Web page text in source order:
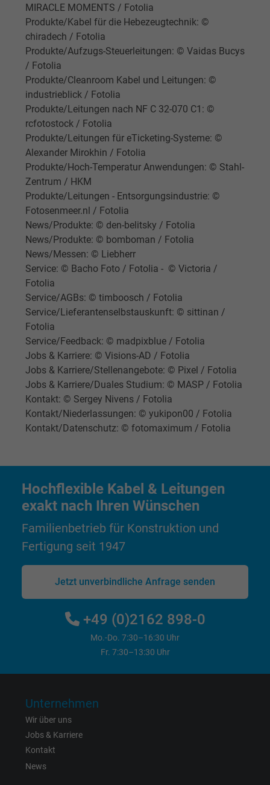
Besucher die Website nutzt.
Name _gid, Google Analytics
Anbieter Google LLC
Laufzeit 1 Tag
Zweck
Cookie von Google für Website-Analysen.
Erzeugt statistische Daten darüber, wie der
Besucher die Website nutzt.
Name _gat_UA-4852692-1, Google Analytics
Anbieter Google LLC
Laufzeit 1 Minute
Zweck
Erzeugt statistische Daten darüber, wie der
Besucher die Website nutzt.
Name IDE, Google DoubleClick
Anbieter Google LLC
Laufzeit 1 Jahr
Wird verwendet, um die Aktionen eines
test_cookie, Google DoubleClick
Anbieter Google LLC
Laufzeit 15 Minuten
Enthält eine zufällig generierte Benutzer-ID.
Mithilfe dieser ID kann Google den Nutzer
verschiedenen Websites
domänenübergreifend erkennen und
personalisierte Werbung anzeigen.
Anbieter
Laufzeit
MIRACLE MOMENTS / Fotolia
Produkte/Kabel für die Hebezeugtechnik: ©
chiradech / Fotolia
Produkte/Aufzugs-Steuerleitungen: © Vaidas Bucys
/ Fotolia
Produkte/Cleanroom Kabel und Leitungen: ©
industrieblick / Fotolia
Produkte/Leitungen nach NF C 32-070 C1: ©
rcfotostock / Fotolia
Produkte/Leitungen für eTicketing-Systeme: ©
Alexander Mirokhin / Fotolia
Produkte/Hoch-Temperatur Anwendungen: © Stahl-
Zentrum / HKM
Produkte/Leitungen - Entsorgungsindustrie: ©
Fotosenmeer.nl / Fotolia
News/Produkte: © den-belitsky / Fotolia
News/Produkte: © bomboman / Fotolia
News/Messen: © Liebherr
Service: © Bacho Foto / Fotolia - © Victoria /
Fotolia
Service/AGBs: © timboosch / Fotolia
Service/Lieferantenselbstauskunft: © sittinan /
Fotolia
Service/Feedback: © madpixblue / Fotolia
Jobs & Karriere: © Visions-AD / Fotolia
Jobs & Karriere/Stellenangebote: © Pixel / Fotolia
Jobs & Karriere/Duales Studium: © MASP / Fotolia
Kontakt: © Sergey Nivens / Fotolia
Kontakt/Niederlassungen: © yukipon00 / Fotolia
Kontakt/Datenschutz: © fotomaximum / Fotolia
Hochflexible Kabel & Leitungen
exakt nach Ihren Wünschen
Familienbetrieb für Konstruktion und
Fertigung seit 1947
Jetzt unverbindliche Anfrage senden
+49 (0)2162 898-0
Mo.-Do. 7:30–16:30 Uhr
Fr. 7:30–13:30 Uhr
Unternehmen
Wir über uns
Jobs & Karriere
Kontakt
News